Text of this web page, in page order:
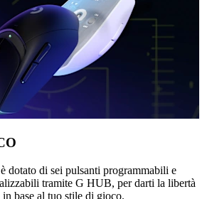
dotato di sei pulsanti programmabili e
tramite G HUB, per darti la libertà
base al tuo stile di gioco.